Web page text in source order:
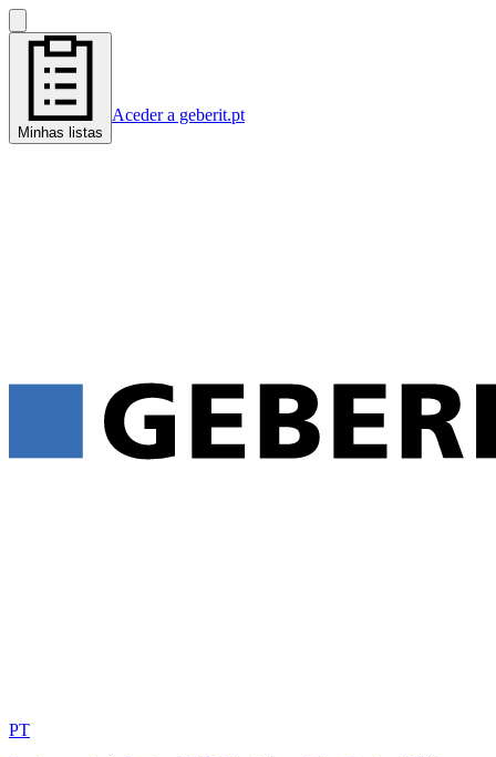
Minhas listas
Aceder a geberit.pt
PT